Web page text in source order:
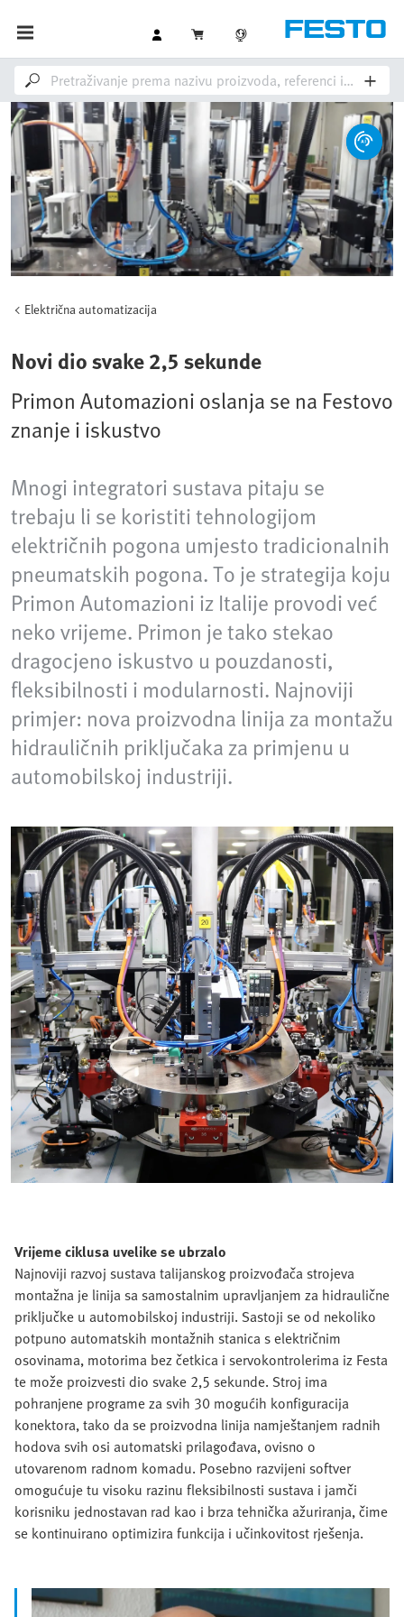
Električna automatizacija
Novi dio svake 2,5 sekunde
Primon Automazioni oslanja se na Festovo
znanje i iskustvo
Mnogi integratori sustava pitaju se
trebaju li se koristiti tehnologijom
električnih pogona umjesto tradicionalnih
pneumatskih pogona. To je strategija koju
Primon Automazioni iz Italije provodi već
neko vrijeme. Primon je tako stekao
dragocjeno iskustvo u pouzdanosti,
fleksibilnosti i modularnosti. Najnoviji
primjer: nova proizvodna linija za montažu
hidrauličnih priključaka za primjenu u
automobilskoj industriji.
Vrijeme ciklusa uvelike se ubrzalo
Najnoviji razvoj sustava talijanskog proizvođača strojeva
montažna je linija sa samostalnim upravljanjem za hidraulične
priključke u automobilskoj industriji. Sastoji se od nekoliko
potpuno automatskih montažnih stanica s električnim
osovinama, motorima bez četkica i servokontrolerima iz Festa
te može proizvesti dio svake 2,5 sekunde. Stroj ima
pohranjene programe za svih 30 mogućih konfiguracija
konektora, tako da se proizvodna linija namještanjem radnih
hodova svih osi automatski prilagođava, ovisno o
utovarenom radnom komadu. Posebno razvijeni softver
omogućuje tu visoku razinu fleksibilnosti sustava i jamči
korisniku jednostavan rad kao i brza tehnička ažuriranja, čime
se kontinuirano optimizira funkcija i učinkovitost rješenja.